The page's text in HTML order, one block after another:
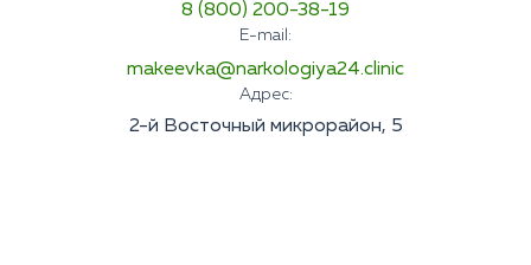
8 (800) 200-38-19
E-mail:
makeevka@narkologiya24.clinic
Адрес:
2-й Восточный микрорайон, 5